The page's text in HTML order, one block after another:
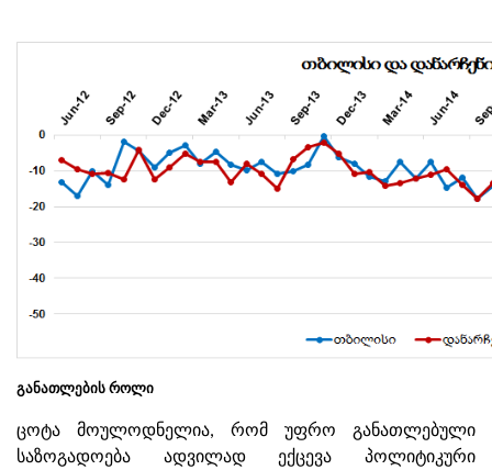
განათლების როლი
ცოტა მოულოდნელია, რომ უფრო განათლებული
საზოგადოება ადვილად ექცევა პოლიტიკური